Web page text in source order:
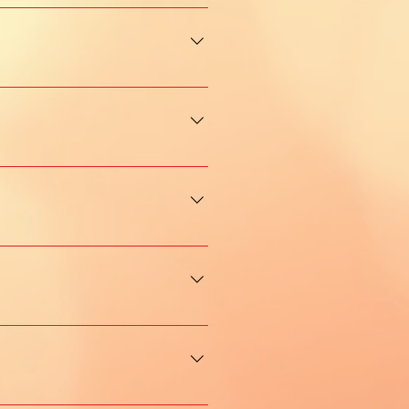
può avere scarsa
altezzosi,
litigi.
o piacere in attività
può manifestarsi anche
cibo, farmaci ecc.) o
della
quantità e qualità, tale da
nervosa, bulimia nervosa,
a questa sfera può essere